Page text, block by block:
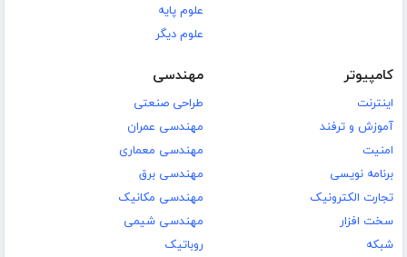
علوم پایه
علوم دیگر
کامپیوتر
اینترنت
آموزش و ترفند
امنیت
برنامه نویسی
تجارت الکترونیک
سخت افزار
شبکه
مهندسی
طراحی صنعتی
مهندسی عمران
مهندسی معماری
مهندسی برق
مهندسی مکانیک
مهندسی شیمی
روباتیک